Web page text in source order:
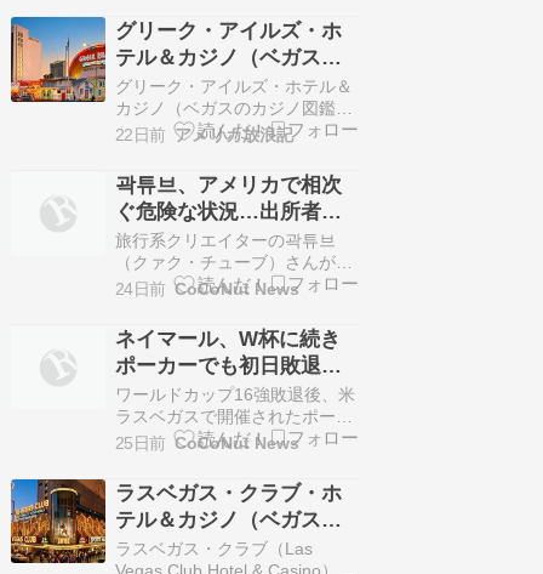
グリーク・アイルズ・ホ
テル＆カジノ（ベガスの
カジノ図鑑＃21）
グリーク・アイルズ・ホテル＆
カジノ（ベガスのカジノ図鑑＃
21） かつてラスベガスに存在
22日前 アメリカ放浪記
곽튜브、アメリカで相次
ぐ危険な状況…出所者か
ら薬物で倒れたホームレ
スまで「恐怖」
旅行系クリエイターの곽튜브
（クァク・チューブ）さんが、
アメリカ旅行中に予期せぬ状況
あらわにしました。 13日、チ
ャンネル「곽튜브」には『深刻
な物価に衝撃を受けたラスベガ
ス旅行記－アメリカ（1） […]
24日前 CoCoNut News
ネイマール、W杯に続き
ポーカーでも初日敗退…
ラスベガスWSOP参加に
批判の声
ワールドカップ16強敗退後、米
ラスベガスで開催されたポーカ
ー大会に出場したが、初日で敗
SNS ブラジルサッカーの看板選
手ネイマール（34・サントス）
が、ワールドカップ敗退の悔し
さが癒えぬまま世 […]
25日前 CoCoNut News
ラスベガス・クラブ・ホ
テル＆カジノ（ベガスの
カジノ図鑑＃19）
ラスベガス・クラブ（Las